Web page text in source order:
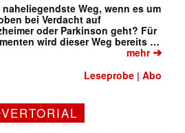
Weg, wenn es um
bei Verdacht auf
oder Parkinson geht? Für
wird dieser Weg bereits …
mehr➔
Leseprobe |Abo